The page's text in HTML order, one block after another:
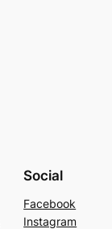
Social
Facebook
Instagram